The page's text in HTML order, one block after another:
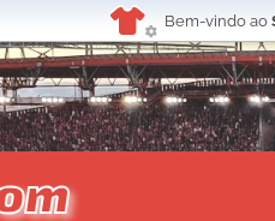
Bem-vindo ao